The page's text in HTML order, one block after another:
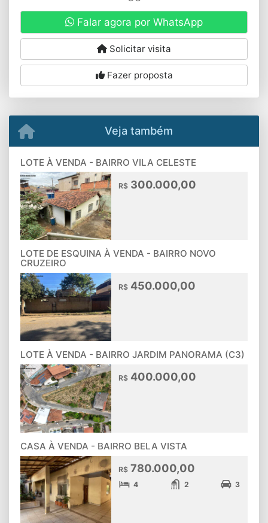
Falar agora por WhatsApp
Solicitar visita
Fazer proposta
Veja também
LOTE À VENDA - BAIRRO VILA CELESTE
R$ 300.000,00
LOTE DE ESQUINA À VENDA - BAIRRO NOVO
CRUZEIRO
R$ 450.000,00
LOTE À VENDA - BAIRRO JARDIM PANORAMA (C3)
R$ 400.000,00
CASA À VENDA - BAIRRO BELA VISTA
R$ 780.000,00
4 2 3